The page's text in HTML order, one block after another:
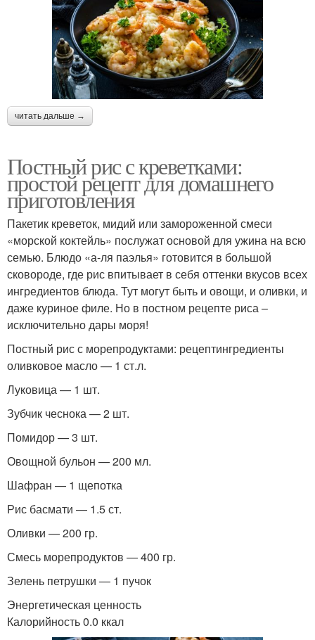
читать дальше →
Постный рис с креветками:
простой рецепт для домашнего
приготовления
Пакетик креветок, мидий или замороженной смеси
«морской коктейль» послужат основой для ужина на всю
семью. Блюдо «а-ля паэлья» готовится в большой
сковороде, где рис впитывает в себя оттенки вкусов всех
ингредиентов блюда. Тут могут быть и овощи, и оливки, и
даже куриное филе. Но в постном рецепте риса –
исключительно дары моря!
Постный рис с морепродуктами: рецептингредиенты
оливковое масло — 1 ст.л.
Луковица — 1 шт.
Зубчик чеснока — 2 шт.
Помидор — 3 шт.
Овощной бульон — 200 мл.
Шафран — 1 щепотка
Рис басмати — 1.5 ст.
Оливки — 200 гр.
Смесь морепродуктов — 400 гр.
Зелень петрушки — 1 пучок
Энергетическая ценность
Калорийность 0.0 ккал